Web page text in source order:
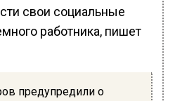
свои социальные
работника, пишет
предупредили о